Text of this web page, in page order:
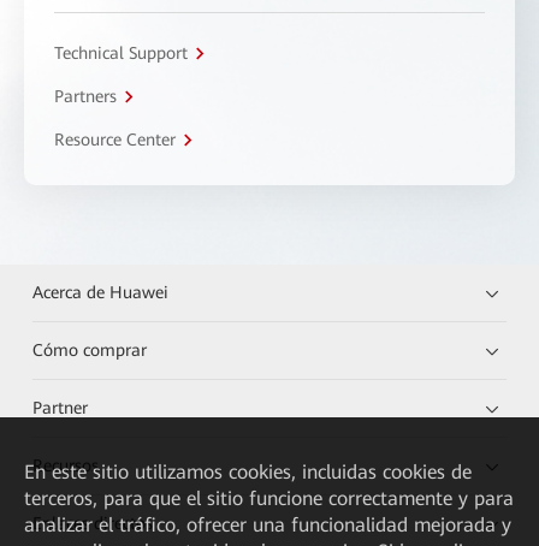
Technical Support
Partners
Resource Center
Acerca de Huawei
Cómo comprar
Partner
Recursos
Enlaces directos
En este sitio utilizamos cookies, incluidas cookies de
terceros, para que el sitio funcione correctamente y para
analizar el tráfico, ofrecer una funcionalidad mejorada y